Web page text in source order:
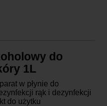
zł brutto
zł brutto
darmo
do
1L
w płynie do
rąk i dezynfekcji
do użytku